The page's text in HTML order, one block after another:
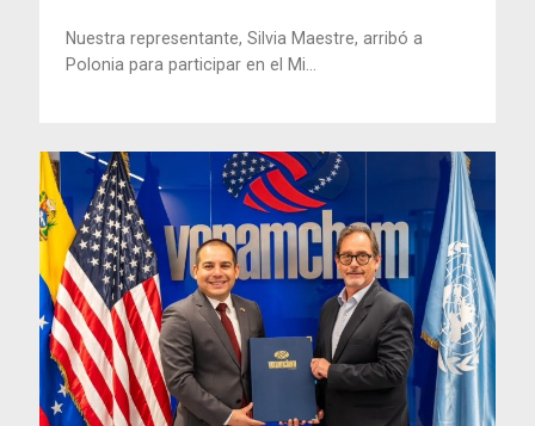
Nuestra representante, Silvia Maestre, arribó a
Polonia para participar en el Mi...